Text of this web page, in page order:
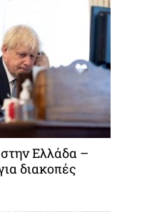
Ελλάδα –
διακοπές